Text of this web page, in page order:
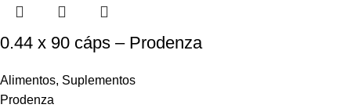
0.44 x 90 cáps – Prodenza
Alimentos, Suplementos
Prodenza